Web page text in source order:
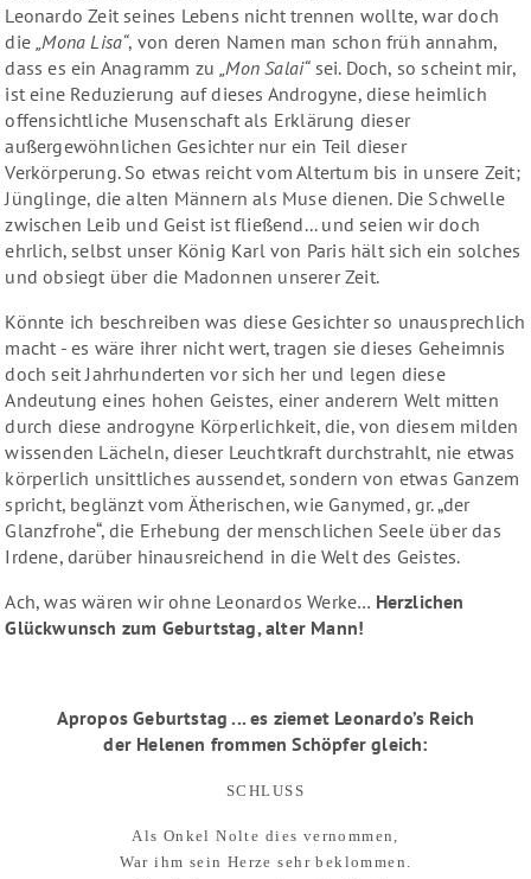
Leonardo Zeit seines Lebens nicht trennen wollte, war doch
die„Mona Lisa“, von deren Namen man schon früh annahm,
dass es ein Anagramm zu„Mon Salai“sei. Doch, so scheint mir,
ist eine Reduzierung auf dieses Androgyne, diese heimlich
offensichtliche Musenschaft als Erklärung dieser
außergewöhnlichen Gesichter nur ein Teil dieser
Verkörperung. So etwas reicht vom Altertum bis in unsere Zeit;
Jünglinge, die alten Männern als Muse dienen. Die Schwelle
zwischen Leib und Geist ist fließend... und seien wir doch
ehrlich, selbst unser König Karl von Paris hält sich ein solches
und obsiegt über die Madonnen unserer Zeit.
Könnte ich beschreiben was diese Gesichter so unausprechlich
macht - es wäre ihrer nicht wert, tragen sie dieses Geheimnis
doch seit Jahrhunderten vor sich her und legen diese
Andeutung eines hohen Geistes, einer anderern Welt mitten
durch diese androgyne Körperlichkeit, die, von diesem milden
wissenden Lächeln, dieser Leuchtkraft durchstrahlt, nie etwas
körperlich unsittliches aussendet, sondern von etwas Ganzem
spricht, beglänzt vom Ätherischen, wie Ganymed, gr. „der
Glanzfrohe“, die Erhebung der menschlichen Seele über das
Irdene, darüber hinausreichend in die Welt des Geistes.
Ach, was wären wir ohne Leonardos Werke… Herzlichen
Glückwunsch zum Geburtstag, alter Mann!
Apropos Geburtstag ... es ziemet Leonardo’s Reich
der Helenen frommen Schöpfer gleich:
SCHLUSS
Als Onkel Nolte dies vernommen,
War ihm sein Herze sehr beklommen.